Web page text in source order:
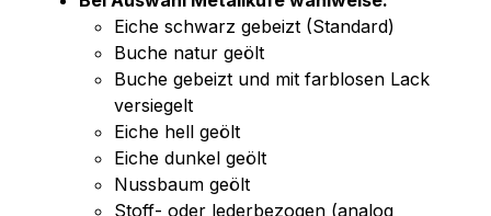
Eiche schwarz gebeizt (Standard)
Buche natur geölt
Buche gebeizt und mit farblosen Lack
versiegelt
Eiche hell geölt
Eiche dunkel geölt
Nussbaum geölt
Stoff- oder lederbezogen (analog